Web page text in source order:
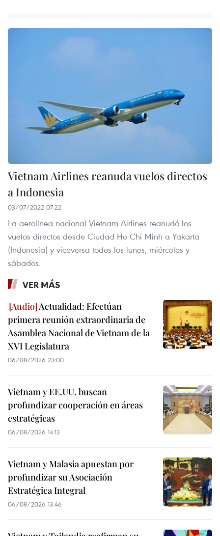
Vietnam Airlines reanuda vuelos directos
a Indonesia
03/07/2022 07:22
La aerolínea nacional Vietnam Airlines reanudó los
vuelos directos desde Ciudad Ho Chi Minh a Yakarta
(Indonesia) y viceversa todos los lunes, miércoles y
sábados.
VER MÁS
Actualidad: Efectúan
primera reunión extraordinaria de
Asamblea Nacional de Vietnam de la
XVI Legislatura
06/08/2026 23:00
Vietnam y EE.UU. buscan
profundizar cooperación en áreas
estratégicas
06/08/2026 14:13
Vietnam y Malasia apuestan por
profundizar su Asociación
Estratégica Integral
06/08/2026 13:46